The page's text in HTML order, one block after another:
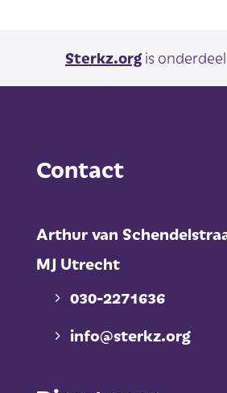
Sterkz.orgis
Contact
Arthur van
MJ Utrecht
030-2271636
info@sterkz.org